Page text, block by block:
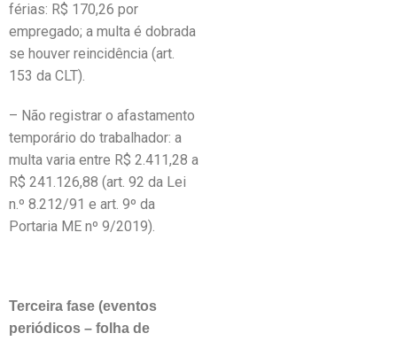
férias: R$ 170,26 por
empregado; a multa é dobrada
se houver reincidência (art.
153 da CLT).
– Não registrar o afastamento
temporário do trabalhador: a
multa varia entre R$ 2.411,28 a
R$ 241.126,88 (art. 92 da Lei
n.º 8.212/91 e art. 9º da
Portaria ME nº 9/2019).
Terceira fase (eventos
periódicos – folha de